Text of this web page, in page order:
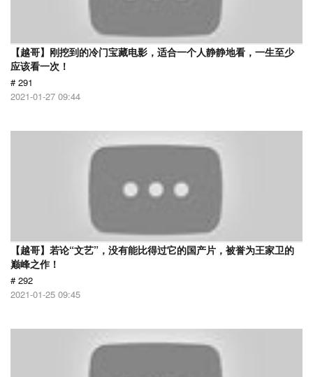
【越哥】刚挖到的冷门宝藏电影，适合一个人静静地看，一生至少
应该看一次！
# 291
2021-01-27 09:44
【越哥】若论“文艺”，没有能比得过它的国产片，被誉为王家卫的
巅峰之作！
# 292
2021-01-25 09:45